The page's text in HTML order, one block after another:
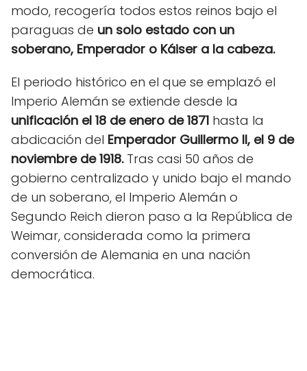
modo, recogería todos estos reinos bajo el
paraguas de un solo estado con un
soberano, Emperador o Káiser a la cabeza.
El periodo histórico en el que se emplazó el
Imperio Alemán se extiende desde la
unificación el 18 de enero de 1871 hasta la
abdicación del Emperador Guillermo II, el 9 de
noviembre de 1918.Tras casi 50 años de
gobierno centralizado y unido bajo el mando
de un soberano, el Imperio Alemán o
Segundo Reich dieron paso a la República de
Weimar, considerada como la primera
conversión de Alemania en una nación
democrática.